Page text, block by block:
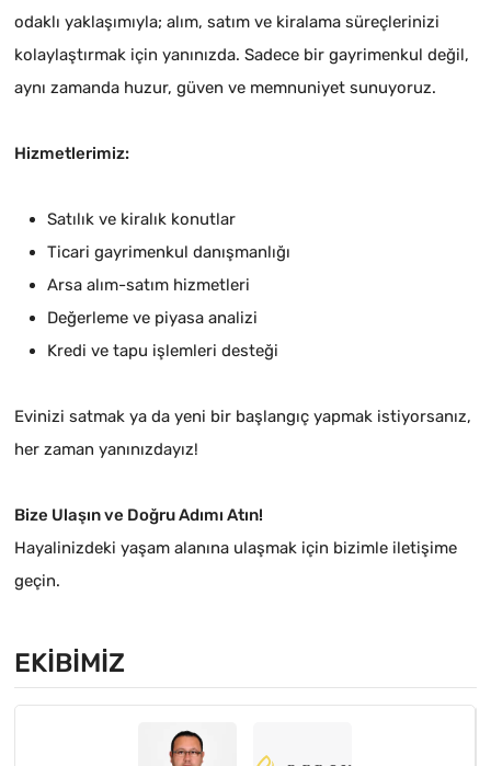
odaklı yaklaşımıyla; alım, satım ve kiralama süreçlerinizi
kolaylaştırmak için yanınızda. Sadece bir gayrimenkul değil,
aynı zamanda huzur, güven ve memnuniyet sunuyoruz.
Hizmetlerimiz:
Satılık ve kiralık konutlar
Ticari gayrimenkul danışmanlığı
Arsa alım-satım hizmetleri
Değerleme ve piyasa analizi
Kredi ve tapu işlemleri desteği
Evinizi satmak ya da yeni bir başlangıç yapmak istiyorsanız,
her zaman yanınızdayız!
Bize Ulaşın ve Doğru Adımı Atın!
Hayalinizdeki yaşam alanına ulaşmak için bizimle iletişime
geçin.
EKIBIMIZ